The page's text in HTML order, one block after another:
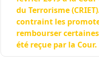
du Terrorisme
contraint les
rembourser
été reçue par la Cour.